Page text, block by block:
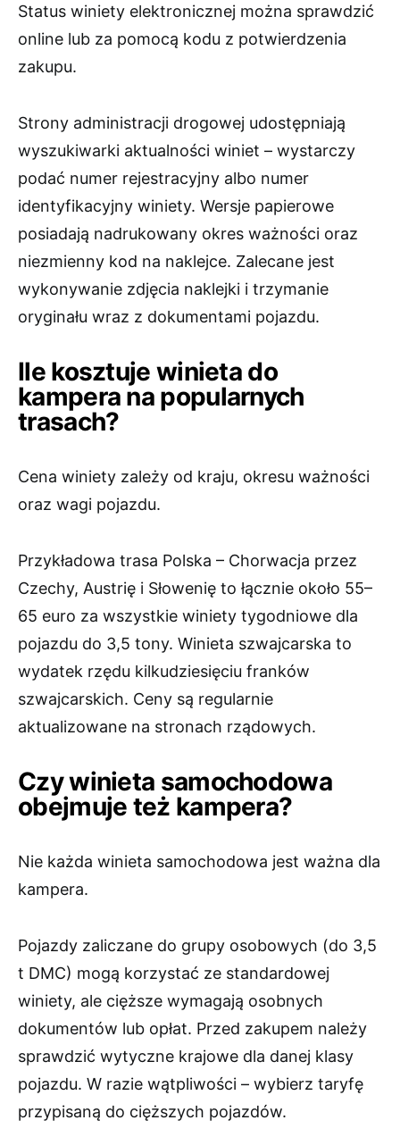
Status winiety elektronicznej można sprawdzić
online lub za pomocą kodu z potwierdzenia
zakupu.
Strony administracji drogowej udostępniają
wyszukiwarki aktualności winiet – wystarczy
podać numer rejestracyjny albo numer
identyfikacyjny winiety. Wersje papierowe
posiadają nadrukowany okres ważności oraz
niezmienny kod na naklejce. Zalecane jest
wykonywanie zdjęcia naklejki i trzymanie
oryginału wraz z dokumentami pojazdu.
Ile kosztuje winieta do
kampera na popularnych
trasach?
Cena winiety zależy od kraju, okresu ważności
oraz wagi pojazdu.
Przykładowa trasa Polska – Chorwacja przez
Czechy, Austrię i Słowenię to łącznie około 55–
65 euro za wszystkie winiety tygodniowe dla
pojazdu do 3,5 tony. Winieta szwajcarska to
wydatek rzędu kilkudziesięciu franków
szwajcarskich. Ceny są regularnie
aktualizowane na stronach rządowych.
Czy winieta samochodowa
obejmuje też kampera?
Nie każda winieta samochodowa jest ważna dla
kampera.
Pojazdy zaliczane do grupy osobowych (do 3,5
t DMC) mogą korzystać ze standardowej
winiety, ale cięższe wymagają osobnych
dokumentów lub opłat. Przed zakupem należy
sprawdzić wytyczne krajowe dla danej klasy
pojazdu. W razie wątpliwości – wybierz taryfę
przypisaną do cięższych pojazdów.